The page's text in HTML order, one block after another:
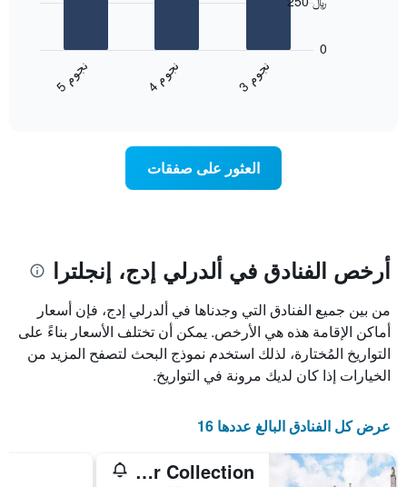
سعر
هذه
الليلة
الذي
عُثر
عليه
3
خلال
آخر
أيام
مع
التصنيف
حسب
النجوم
المخطط
1
محور
X
3نج
وم 4نج
وم 5نج
وم
0
العثور على صفقات
أرخص الفنادق في ألدرلي إدج، إنجلترا
من بين جميع الفنادق التي وجدناها في ألدرلي إدج، فإن أسعار
أماكن الإقامة هذه هي الأرخص. يمكن أن تختلف الأسعار بناءً على
التواريخ المُختارة، لذلك استخدم نموذج البحث لتصفح المزيد من
الخيارات إذا كان لديك مرونة في التواريخ.
عرض كل الفنادق البالغ عددها 16
De Trafford Arms By Chef & Brewer Collection